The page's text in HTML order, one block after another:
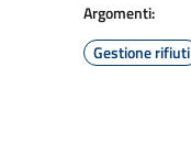
Argomenti:
Gestione rifiuti